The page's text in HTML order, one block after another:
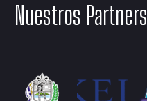
Nuestros Partners